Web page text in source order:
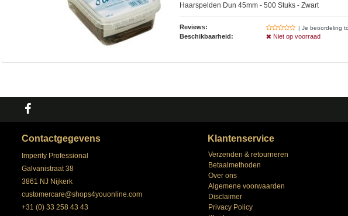
Haarspelden Dun 45mm - 500 Stuks - Zwart
Reviews: | Je beoordeling
Beschikbaarheid: Niet op voorraad
Contactgegevens
Imperity Professional
Galvanistraat 38
3861 NJ Nijkerk
customercare@shops4youonline.com
+31 (0) 33 258 43 43
Klantenservice
Verzenden & retourneren
Betaalmethoden
Over ons
Algemene voorwaarden
Disclaimer
Privacy Policy